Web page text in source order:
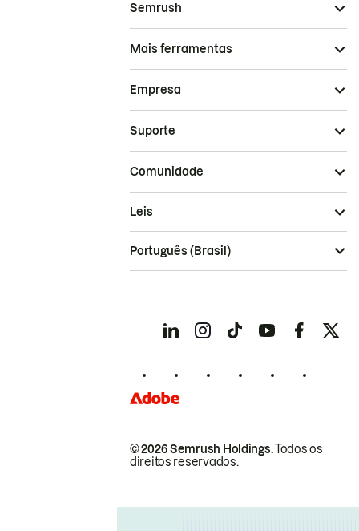
Semrush
Mais ferramentas
Empresa
Suporte
Comunidade
© 2026 Semrush Holdings.Todos os
direitos reservados.
Leis
Português (Brasil)